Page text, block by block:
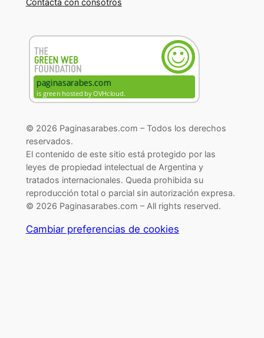
Contacta con consotros
© 2026 Paginasarabes.com – Todos los derechos
reservados.
El contenido de este sitio está protegido por las
leyes de propiedad intelectual de Argentina y
tratados internacionales. Queda prohibida su
reproducción total o parcial sin autorización expresa.
© 2026 Paginasarabes.com – All rights reserved.
Cambiar preferencias de cookies